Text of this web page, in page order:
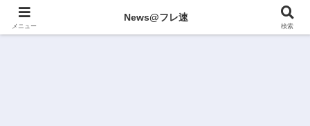
メニュー
News@フレ速
検索